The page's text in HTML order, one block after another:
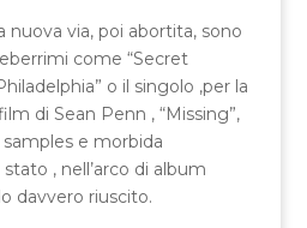
nuova via, poi abortita, sono
come “Secret
o il singolo ,per la
di Sean Penn , “Missing”,
samples e morbida
, nell’arco di album
davvero riuscito.